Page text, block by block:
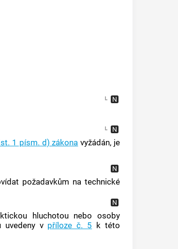
1 písm. d) zákona vyžádán, je
požadavkům na technické
hluchotou nebo osoby
uvedeny v příloze č. 5 k této